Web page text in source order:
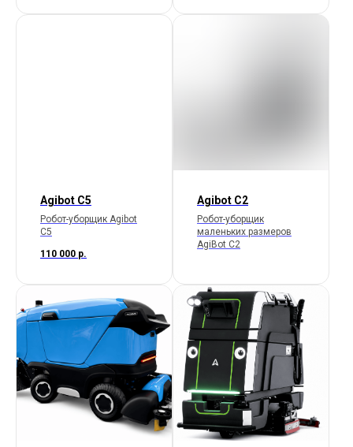
Agibot C5
Робот-уборщик Agibot
C5
110 000 р.
Agibot C2
Робот-уборщик
маленьких размеров
AgiВоt C2